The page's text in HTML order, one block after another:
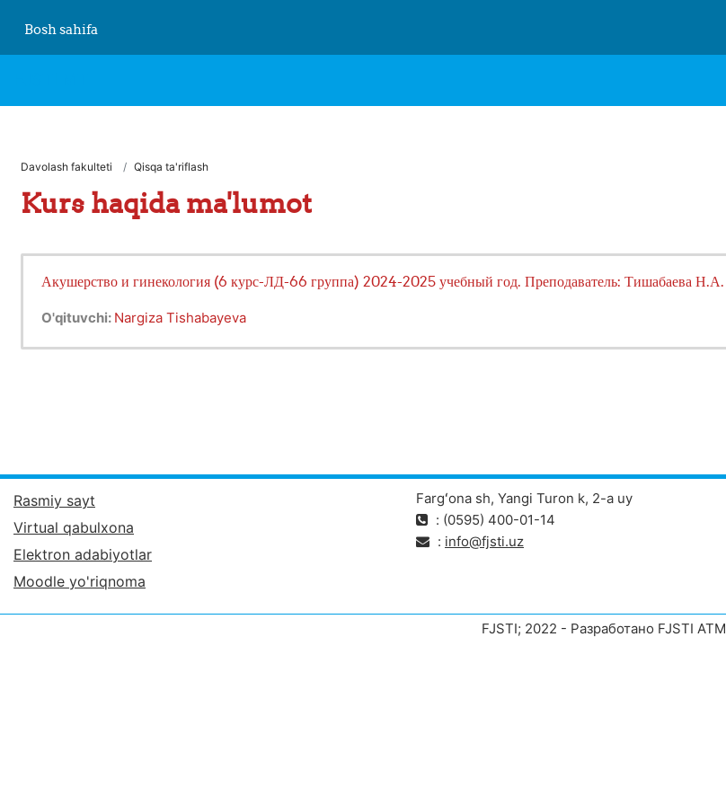
Bosh sahifa
Davolash fakulteti Qisqa ta'riflash
Kurs haqida ma'lumot
Акушерство и гинекология (6 курс-ЛД-66 группа) 2024-2025 учебный год. Преподаватель: Тишабаева Н.А.
O'qituvchi: Nargiza Tishabayeva
Rasmiy sayt
Virtual qabulxona
Elektron adabiyotlar
Moodle yo'riqnoma
Fargʻona sh, Yangi Turon k, 2-a uy
: (0595) 400-01-14
: info@fjsti.uz
FJSTI; 2022 - Разработано FJSTI ATM